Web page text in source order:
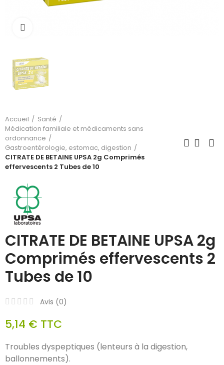
Accueil
Santé
Médication familiale et médicaments sans
ordonnance
Gastroentérologie, estomac, digestion
CITRATE DE BETAINE UPSA 2g Comprimés
effervescents 2 Tubes de 10
CITRATE DE BETAINE UPSA 2g
Comprimés effervescents 2
Tubes de 10
Avis (0)
5,14 € TTC
Troubles dyspeptiques (lenteurs à la digestion,
ballonnements).